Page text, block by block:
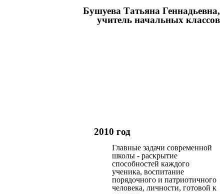
Бушуева Татьяна Геннадьевна,
учитель начальных классов
2010 год
Главные задачи современной
школы - раскрытие
способностей каждого
ученика, воспитание
порядочного и патриотичного
человека, личности, готовой к